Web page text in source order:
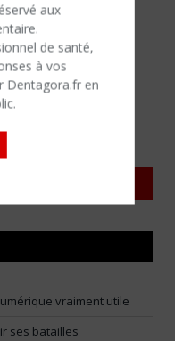
aux
de santé,
à vos
Dentagora.fr en
vraiment utile
ses batailles